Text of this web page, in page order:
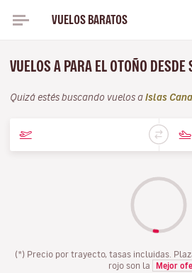
VUELOS BARATOS
VUELOS A PARA EL OTOÑO DESDE
Quizá estés buscando vuelos a Islas
(*) Precio por trayecto, tasas incluidas.
rojo son la
Mejor